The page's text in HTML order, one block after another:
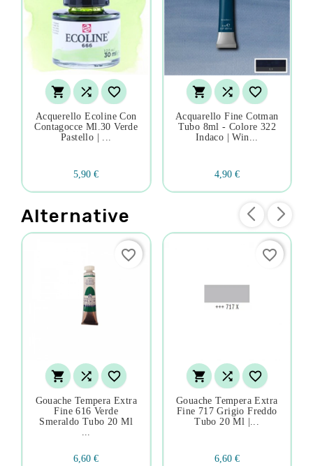
  
Acquerello Ecoline Con
Contagocce Ml.30 Verde
Pastello | ...
5,90 €
  
Acquarello Fine Cotman
Tubo 8ml - Colore 322
Indaco | Win...
4,90 €
Alternative
  
Gouache Tempera Extra
Fine 616 Verde
Smeraldo Tubo 20 Ml
...
6,60 €
favorite_border
  
Gouache Tempera Extra
Fine 717 Grigio Freddo
Tubo 20 Ml |...
6,60 €
favorite_border